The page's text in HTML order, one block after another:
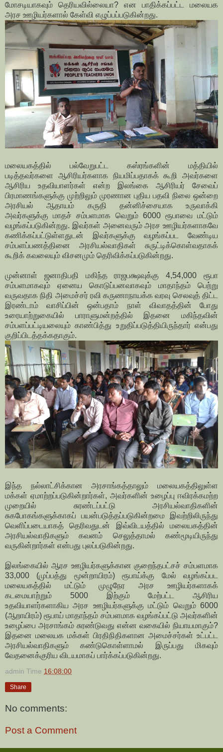
மோசடியாகவும் தெரியவில்லையா? என பாதிக்கப்பட்ட மலையக
அரச ஊழியர்களால் கேள்வி எழுப்பப்படுகின்றது.
மலையகத்தில் பல்வேறுபட்ட கஸ்ரங்களின் மத்தியில்
படித்தவர்களை ஆசிரியர்களாக நியமிப்பதாகக் கூறி அவர்களை
ஆசிரிய உதவியாளர்கள் என்ற இலங்கை ஆசிரியர் சேவைப்
பிரமாணங்களுக்கு முற்றிலும் முரணான புதிய பதவி நிலை ஒன்றை
அரசியல் ஆதாயம் கருதி தன்னிச்சையாக உருவாக்கி
அவர்களுக்கு மாதச் சம்பளமாக வெறும் 6000 ரூபாவை மட்டும்
வழங்கப்படுகின்றது. இவர்கள் அனைவரும் அரச ஊழியர்களாகவே
கணிக்கப்பட்டுள்ளதுடன் இவர்களுக்கு வழங்கப்பட வேண்டிய
சம்பளப்பணத்தினை அரசியல்வாதிகள் சுருட்டிக்கொள்வதாகக்
கூறிக் கவலையும் விசனமும் தெரிவிக்கப்படுகின்றது.
முன்னாள் ஜனாதிபதி மகிந்த ராஜபக்ஷவுக்கு 4,54,000 ரூபா
சம்பளமாகவும் ஏனைய கொடுப்பனவாகவும் மாதாந்தம் பெற்று
வருவதாக நிதி அமைச்சர் ரவி கருணாநாயக்க வரவு செலவுத் திட்ட
இரண்டாம் வாசிப்பின் ஒன்பதாம் நாள் விவாதத்தின் போது
உரையாற்றுகையில் பாராளுமன்றத்தில் இதனை மகிந்தவின்
சம்பளப்பட்டியலையும் காண்பித்து உறுதிப்படுத்தியிருந்தார் என்பது
குறிப்பிடத்தக்கதாகும்.
இந்த நல்லாட்சிக்கான அரசாங்கத்தாலும் மலையகத்திலுள்ள
மக்கள் ஏமாற்றப்படுகின்றார்கள், அவர்களின் உழைப்பு ஈவிரக்கமற்ற
முறையில் சுரண்டப்பட்டு அரசியல்வாதிகளின்
சுகபோகங்களுக்காகப் பயன்படுத்தப்படுகின்றமை இவற்றிலிருந்து
வெளிப்படையாகத் தெரிவதுடன் இவ்விடயத்தில் மலையகத்தின்
அரசியல்வாதிகளும் கவனம் செலுத்தாமல் கண்மூடியிருந்து
வருகின்றார்கள் என்பது புலப்படுகின்றது.
இலங்கையில் ஆரச ஊழியர்களுக்கான குறைந்தபட்சச் சம்பளமாக
33,000 (முப்பத்து மூன்றாயிரம்) ரூபாய்க்கு மேல் வழங்கப்பட
மலையகத்தில் மட்டும் முழுநேர அரச ஊழியர்களாகக்
கடமையாற்றும் 5000 இற்கும் மேற்பட்ட ஆசிரிய
உதவியாளர்களாகிய அரச ஊழியர்களுக்கு மட்டும் வெறும் 6000
(ஆறாயிரம்) ரூபாய் மாதாந்தம் சம்பளமாக வழங்கப்பட்டு அவர்களின்
உழைப்பை அரசாங்கம் சுரண்டுவது என்ன வகையில் நியாயமாகும்?
இதனை மலையக மக்கள் பிரதிநிதிகளான அமைச்சர்கள் உட்பட்ட
அரசியல்வாதிகளும் கண்டுகொள்ளாமல் இருப்பது மிகவும்
வேதனைக்குரிய விடயமாகப் பார்க்கப்படுகின்றது.
admin Time 16:08:00
Share
No comments:
Post a Comment